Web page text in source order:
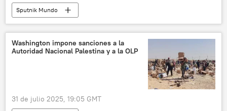
Sputnik Mundo
Washington impone sanciones a la
Autoridad Nacional Palestina y a la OLP
31 de julio 2025, 19:05 GMT